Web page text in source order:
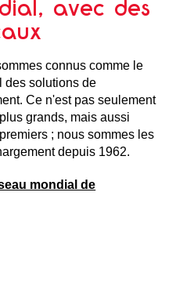
avec des
connus comme le
des solutions de
Ce n'est pas seulement
grands, mais aussi
; nous sommes les
depuis 1962.
mondial de